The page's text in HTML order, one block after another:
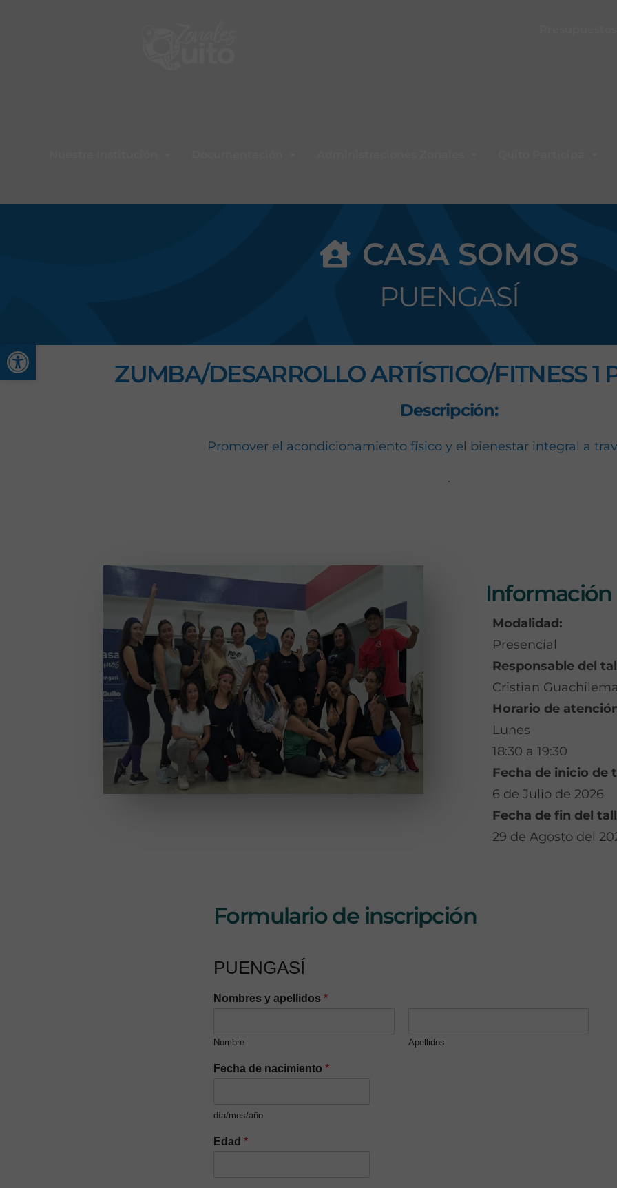
Abrir barra de herramientas
CASA SOMOS
PUENGASÍ
ZUMBA/DESARROLLO ARTÍSTICO/FITNESS 1
Descripción:
Promover el acondicionamiento físico y el bienestar integral a
.
Modalidad:
Presencial
Responsable del
Cristian
Horario de
Lunes
18:30 a 19:30
Fecha de inicio de
6 de Julio de 2026
Fecha de fin del
29 de Agosto del
Formulario de inscripción
PUENGASÍ
Nombres y apellidos *
Nombre Apellidos
Fecha de nacimiento *
día/mes/año
Edad *